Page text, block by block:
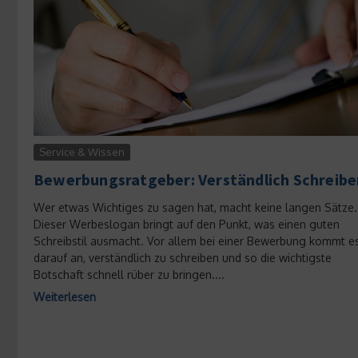
Service & Wissen
Bewerbungsratgeber: Verständlich
Wer etwas Wichtiges zu sagen hat, macht keine langen Sätze.
Dieser Werbeslogan bringt auf den Punkt, was einen guten
Schreibstil ausmacht. Vor allem bei einer Bewerbung kommt
darauf an, verständlich zu schreiben und so die wichtigste
Botschaft schnell rüber zu bringen....
Weiterlesen